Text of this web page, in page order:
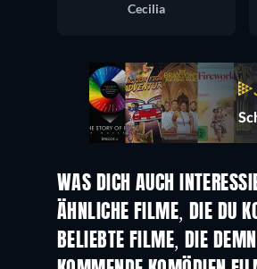
Cecilia
WAS DICH AUCH
ÄHNLICHE FILME, DIE DU
BELIEBTE FILME, DIE